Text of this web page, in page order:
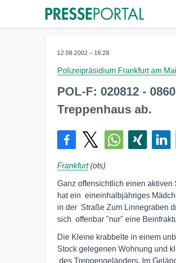
12.08.2002 – 16:28
Polizeipräsidium Frankfurt am
POL-F: 020812 -
Treppenhaus ab.
Frankfurt(ots)
Ganz offensichtlich einen aktiven
hat ein  eineinhalbjähriges
in der  Straße Zum Linnegraben
sich  offenbar "nur" eine
Die Kleine krabbelte in einem
Stock gelegenen Wohnung und